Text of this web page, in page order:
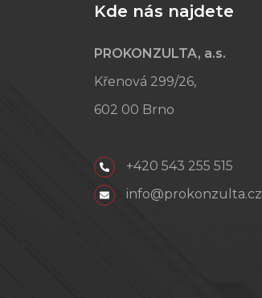
Kde nás najdete
PROKONZULTA, a.s.
Křenová 299/26,
602 00 Brno
+420 543 255 515
info@prokonzulta.cz